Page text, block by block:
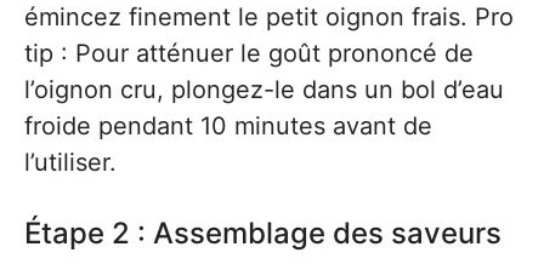
émincez finement le petit oignon frais. Pro
tip : Pour atténuer le goût prononcé de
l’oignon cru, plongez-le dans un bol d’eau
froide pendant 10 minutes avant de
l’utiliser.
Étape 2 : Assemblage des saveurs